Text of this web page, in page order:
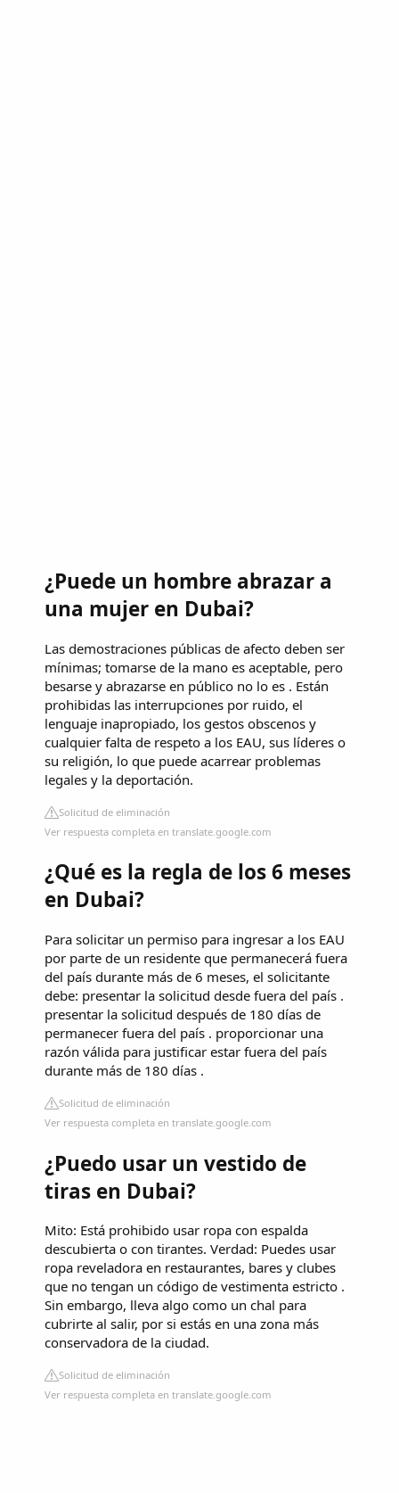
¿Puede un hombre abrazar a
una mujer en Dubai?
Las demostraciones públicas de afecto deben ser
mínimas; tomarse de la mano es aceptable, pero
besarse y abrazarse en público no lo es . Están
prohibidas las interrupciones por ruido, el
lenguaje inapropiado, los gestos obscenos y
cualquier falta de respeto a los EAU, sus líderes o
su religión, lo que puede acarrear problemas
legales y la deportación.
Solicitud de eliminación
Ver respuesta completa en translate.google.com
¿Qué es la regla de los 6 meses
en Dubai?
Para solicitar un permiso para ingresar a los EAU
por parte de un residente que permanecerá fuera
del país durante más de 6 meses, el solicitante
debe: presentar la solicitud desde fuera del país .
presentar la solicitud después de 180 días de
permanecer fuera del país . proporcionar una
razón válida para justificar estar fuera del país
durante más de 180 días .
Solicitud de eliminación
Ver respuesta completa en translate.google.com
¿Puedo usar un vestido de
tiras en Dubai?
Mito: Está prohibido usar ropa con espalda
descubierta o con tirantes. Verdad: Puedes usar
ropa reveladora en restaurantes, bares y clubes
que no tengan un código de vestimenta estricto .
Sin embargo, lleva algo como un chal para
cubrirte al salir, por si estás en una zona más
conservadora de la ciudad.
Solicitud de eliminación
Ver respuesta completa en translate.google.com